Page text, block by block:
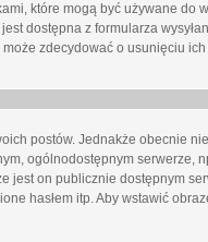
które mogą być używane
dostępna z formularza
zdecydować o usunięciu ich
postów. Jednakże obecnie
ogólnodostępnym serwerze,
jest on publicznie dostępnym
hasłem itp. Aby wstawić